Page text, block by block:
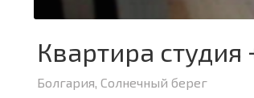
Квартира студия
Болгария, Солнечный берег